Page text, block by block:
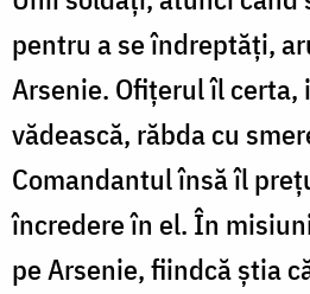
pentru a se îndreptăți,
Arsenie. Ofițerul îl certa,
vădească, răbda cu
Comandantul însă îl
încredere în el. În
pe Arsenie, fiindcă știa